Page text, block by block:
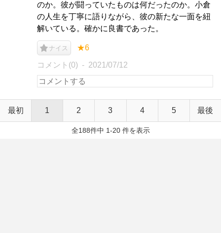
のか。彼が闘っていたものは何だったのか。小倉
の人生を丁寧に語りながら、彼の新たな一面を紐
解いている。確かに良書であった。
ナイス ★6
コメント(0) 2021/07/12
最初 1 2 3 4 5 最後
全188件中 1-20 件を表示